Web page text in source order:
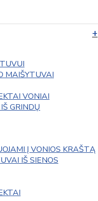
MAIŠYTUVAI
VONIAI
GRINDŲ
Į VONIOS KRAŠTĄ
IŠ SIENOS